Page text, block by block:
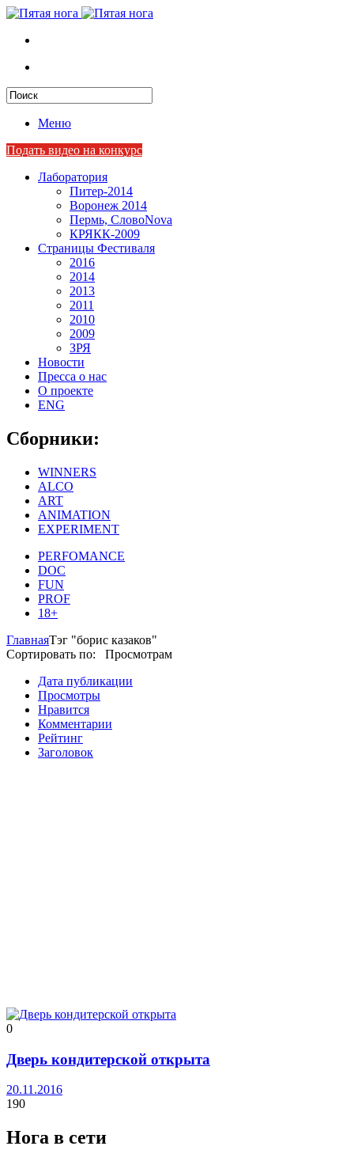
Меню
Подать видео на конкурс
Лаборатория
Питер-2014
Воронеж 2014
Пермь, СловоNova
КРЯКК-2009
Страницы Фестиваля
2016
2014
2013
2011
2010
2009
ЗРЯ
Новости
Пресса о нас
О проекте
ENG
Сборники:
WINNERS
ALCO
ART
ANIMATION
EXPERIMENT
PERFOMANCE
DOC
FUN
PROF
18+
ГлавнаяТэг "борис казаков"
Сортировать по: Просмотрам
Дата публикации
Просмотры
Нравится
Комментарии
Рейтинг
Заголовок
0
Дверь кондитерской открыта
20.11.2016
190
Нога в сети